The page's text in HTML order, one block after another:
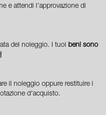
e attendi l’approvazione di
del noleggio. I tuoi beni sono
il noleggio oppure restituire i
d'acquisto.